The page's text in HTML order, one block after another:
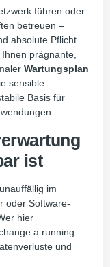
führen oder
betreuen –
absolute Pflicht.
prägnante,
Wartungsplan
sensible
Basis für
ist
im
oder Software-
hier
a running
und